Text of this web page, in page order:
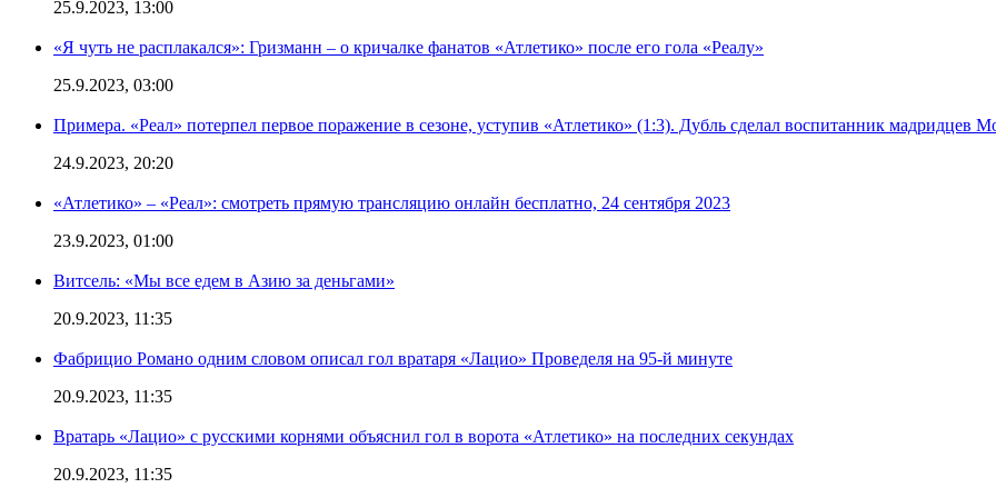
25.9.2023, 13:00
«Я чуть не расплакался»: Гризманн – о кричалке фанатов «Атлетико» после его гола «Реалу»
25.9.2023, 03:00
Примера. «Реал» потерпел первое поражение в сезоне, уступив «Атлетико» (1:3). Дубль сделал воспитанник мадридцев
24.9.2023, 20:20
«Атлетико» – «Реал»: смотреть прямую трансляцию онлайн бесплатно, 24 сентября 2023
23.9.2023, 01:00
Витсель: «Мы все едем в Азию за деньгами»
20.9.2023, 11:35
Фабрицио Романо одним словом описал гол вратаря «Лацио» Проведеля на 95-й минуте
20.9.2023, 11:35
Вратарь «Лацио» с русскими корнями объяснил гол в ворота «Атлетико» на последних секундах
20.9.2023, 11:35